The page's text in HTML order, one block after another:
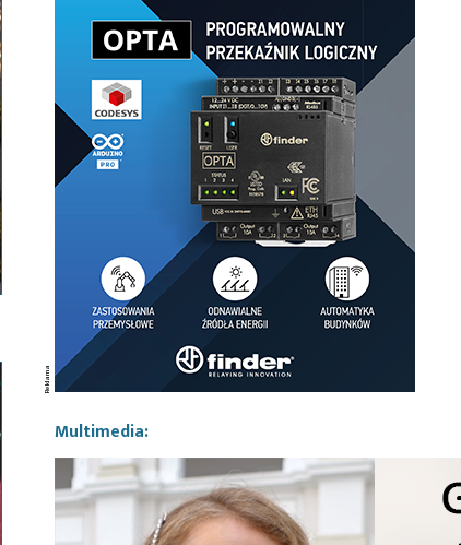
Multimedia: